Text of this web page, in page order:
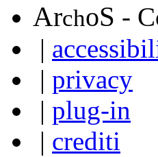
ArchoS -
|
| privacy
| plug-in
| crediti